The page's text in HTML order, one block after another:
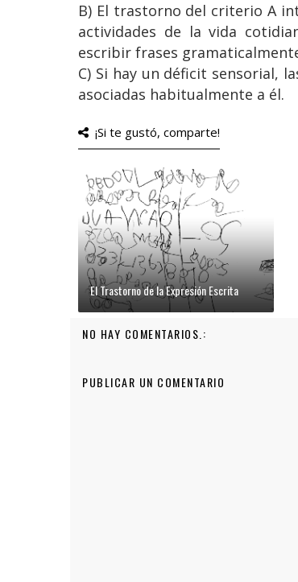
B) El trastorno del criterio A
actividades de la vida
escribir frases
C) Si hay un déficit sensorial,
asociadas habitualmente a él.
¡Si te gustó, comparte!
El Trastorno de la Expresión Escrita
NO HAY COMENTARIOS.:
PUBLICAR UN COMENTARIO